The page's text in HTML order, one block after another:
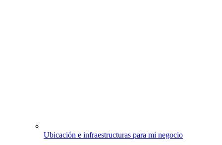
Ubicación e infraestructuras para mi negocio